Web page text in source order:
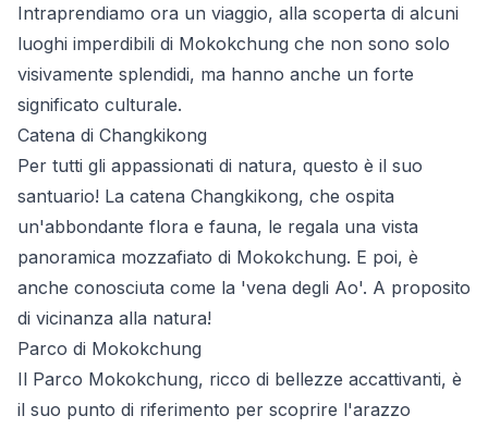
Intraprendiamo ora un viaggio, alla scoperta di alcuni
luoghi imperdibili di Mokokchung che non sono solo
visivamente splendidi, ma hanno anche un forte
significato culturale.
Catena di Changkikong
Per tutti gli appassionati di natura, questo è il suo
santuario! La catena Changkikong, che ospita
un'abbondante flora e fauna, le regala una vista
panoramica mozzafiato di Mokokchung. E poi, è
anche conosciuta come la 'vena degli Ao'. A proposito
di vicinanza alla natura!
Parco di Mokokchung
Il Parco Mokokchung, ricco di bellezze accattivanti, è
il suo punto di riferimento per scoprire l'arazzo